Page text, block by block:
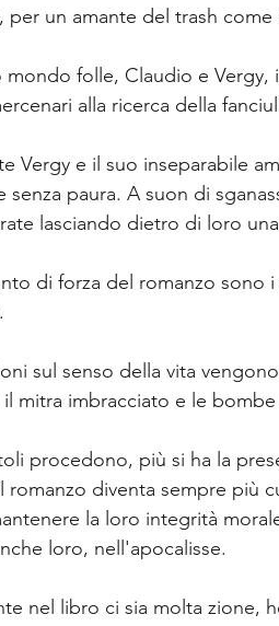
per un amante del trash
mondo folle, Claudio e
alla ricerca della
Vergy e il suo inseparabile
senza paura. A suon di
lasciando dietro di loro
di forza del romanzo sono
.
sul senso della vita
mitra imbracciato e le bombe
procedono, più si ha la
romanzo diventa sempre più
la loro integrità
loro, nell'apocalisse.
nel libro ci sia molta zione,